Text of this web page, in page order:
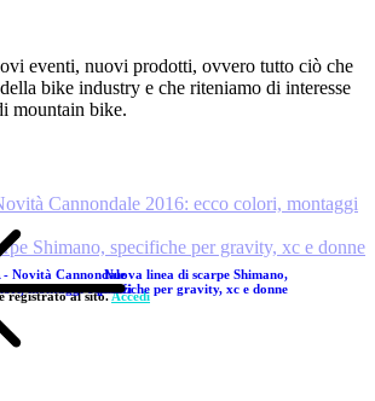
eventi, nuovi prodotti, ovvero tutto ciò che
bike industry e che riteniamo di interesse
mountain bike.
Novità Cannondale
montaggi e prezzi
Nuova linea di scarpe Shimano,
specifiche per gravity, xc e donne
registrato al sito.Accedi